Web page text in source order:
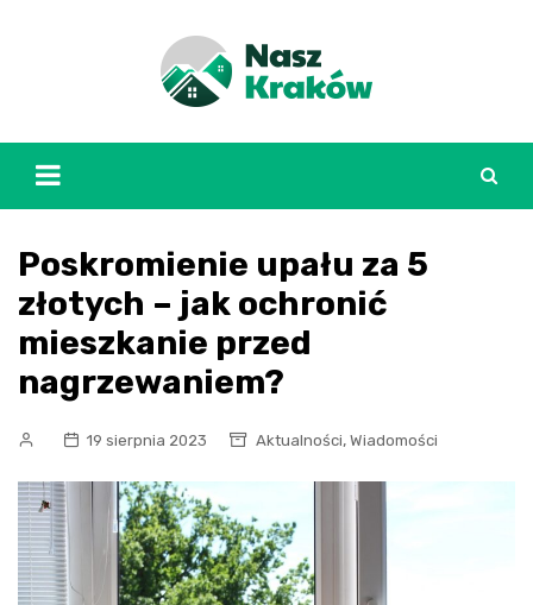
Poskromienie upału za 5
złotych – jak ochronić
mieszkanie przed
nagrzewaniem?
19 sierpnia 2023 Aktualności, Wiadomości